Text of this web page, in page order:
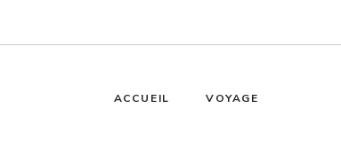
ACCUEIL VOYAGE